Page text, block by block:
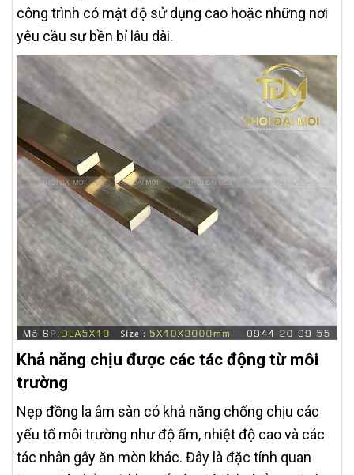
công trình có mật độ sử dụng cao hoặc những nơi
yêu cầu sự bền bỉ lâu dài.
Khả năng chịu được các tác động từ môi
trường
Nẹp đồng la âm sàn có khả năng chống chịu các
yếu tố môi trường như độ ẩm, nhiệt độ cao và các
tác nhân gây ăn mòn khác. Đây là đặc tính quan